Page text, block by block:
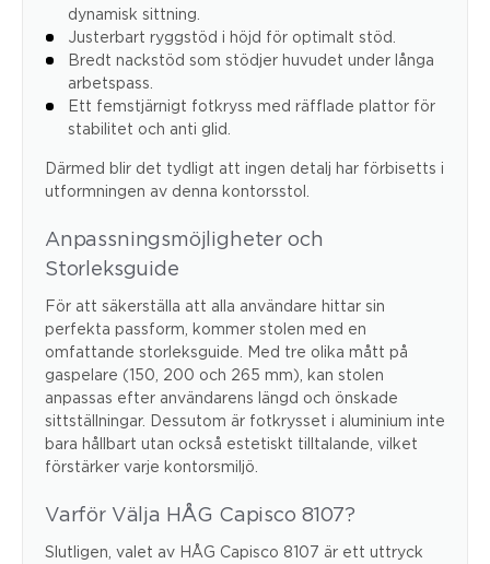
dynamisk sittning.
Justerbart ryggstöd i höjd för optimalt stöd.
Bredt nackstöd som stödjer huvudet under långa
arbetspass.
Ett femstjärnigt fotkryss med räfflade plattor för
stabilitet och anti glid.
Därmed blir det tydligt att ingen detalj har förbisetts i
utformningen av denna kontorsstol.
Anpassningsmöjligheter och
Storleksguide
För att säkerställa att alla användare hittar sin
perfekta passform, kommer stolen med en
omfattande storleksguide. Med tre olika mått på
gaspelare (150, 200 och 265 mm), kan stolen
anpassas efter användarens längd och önskade
sittställningar. Dessutom är fotkrysset i aluminium inte
bara hållbart utan också estetiskt tilltalande, vilket
förstärker varje kontorsmiljö.
Varför Välja HÅG Capisco 8107?
Slutligen, valet av HÅG Capisco 8107 är ett uttryck